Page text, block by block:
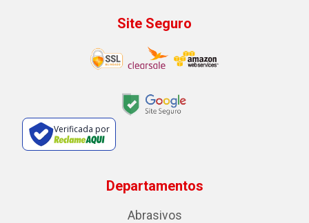
Site Seguro
Verificada por
Departamentos
Abrasivos